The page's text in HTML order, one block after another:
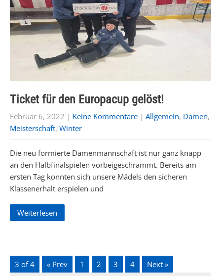
Ticket für den Europacup gelöst!
Februar 6, 2022 | Keine Kommentare | Allgemein, Damen,
Meisterschaft, Winter
Die neu formierte Damenmannschaft ist nur ganz knapp
an den Halbfinalspielen vorbeigeschrammt. Bereits am
ersten Tag konnten sich unsere Mädels den sicheren
Klassenerhalt erspielen und
Weiterlesen
3 of 4 « Prev 1 2 3 4 Next »